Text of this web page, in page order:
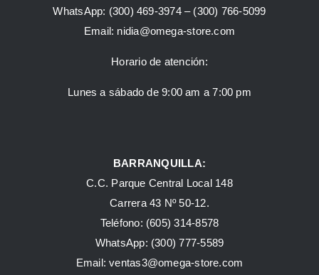
WhatsApp: (300) 469-3974 – (300) 766-5099
Email: nidia@omega-store.com
Horario de atención:
Lunes a sábado de 9:00 am a 7:00 pm
BARRANQUILLA:
C.C. Parque Central Local 148
Carrera 43 Nº 50-12.
Teléfono: (605) 314-8578
WhatsApp: (300) 777-5589
Email: ventas3@omega-store.com